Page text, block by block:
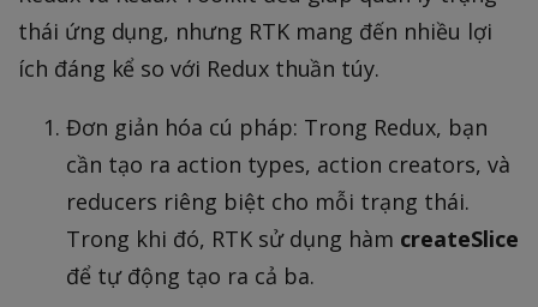
thái ứng dụng, nhưng RTK mang đến nhiều lợi
ích đáng kể so với Redux thuần túy.
Đơn giản hóa cú pháp: Trong Redux, bạn
cần tạo ra action types, action creators, và
reducers riêng biệt cho mỗi trạng thái.
Trong khi đó, RTK sử dụng hàm createSlice
để tự động tạo ra cả ba.